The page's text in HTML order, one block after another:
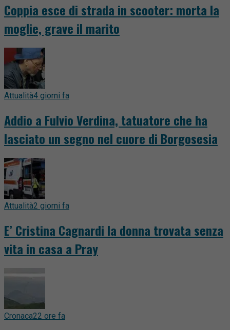
Coppia esce di strada in scooter: morta la
moglie, grave il marito
Attualità4 giorni fa
Addio a Fulvio Verdina, tatuatore che ha
lasciato un segno nel cuore di Borgosesia
Attualità2 giorni fa
E’ Cristina Cagnardi la donna trovata senza
vita in casa a Pray
Cronaca22 ore fa